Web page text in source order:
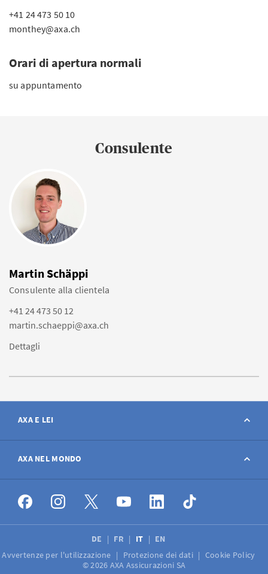
+41 24 473 50 10
monthey@axa.ch
Orari di apertura normali
su appuntamento
Consulente
Martin Schäppi
Consulente alla clientela
+41 24 473 50 12
martin.schaeppi@axa.ch
Dettagli
AXA E LEI
Contatto
Avviso sinistro
Offerte di lavoro
Media
AXA NEL MONDO
AXA nel mondo
DE FR IT
EN
Avvertenze per l'utilizzazione
Protezione dei dati
Cookie Policy
© 2026 AXA Assicurazioni SA